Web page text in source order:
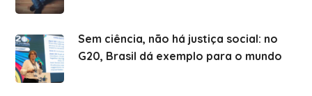
Sem ciência, não há justiça social: no
G20, Brasil dá exemplo para o mundo